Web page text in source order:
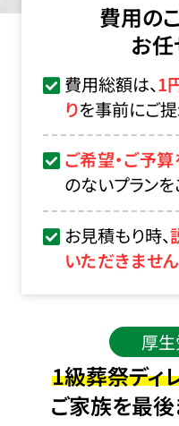
費用の
お任
費用総額は、1
りを事前にご
ご希望・ご予
のないプラン
お見積もり時、
いただきません
厚
1級葬祭ディ
ご家族を最